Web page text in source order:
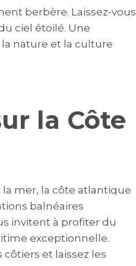
berbère. Laissez-vous
ciel étoilé. Une
nature et la culture
la Côte
mer, la côte atlantique
balnéaires
invitent à profiter du
exceptionnelle.
et laissez les